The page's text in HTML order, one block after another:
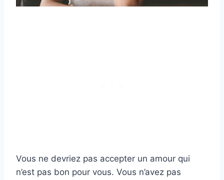
Vous ne devriez pas accepter un amour qui
n’est pas bon pour vous. Vous n’avez pas